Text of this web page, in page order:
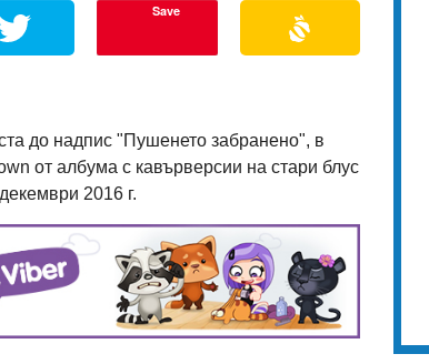
Save
до надпис "Пушенето забранено", в
от албума с кавърверсии на стари блус
2016 г.